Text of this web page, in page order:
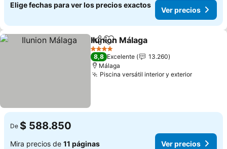
Elige fechas para ver los precios exactos
Ver precios
CompartirAgregar a favoritos
Ilunion Málaga
4 Estrellas
8,8 Excelente
13.260
Málaga
Piscina versátil interior y exterior
De $ 588.850
Mira precios de 11 páginas Ver precios